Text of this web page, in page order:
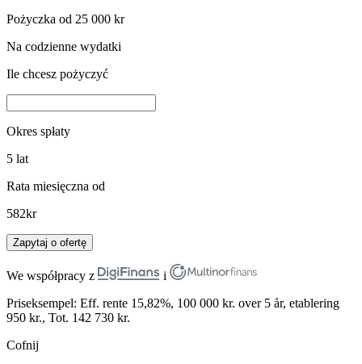
Pożyczka od 25 000 kr
Na codzienne wydatki
Ile chcesz pożyczyć
Okres spłaty
5 lat
Rata miesięczna od
582kr
Zapytaj o ofertę
We współpracy z
i
Priseksempel: Eff. rente 15,82%, 100 000 kr. over 5 år, etablering
950 kr., Tot. 142 730 kr.
Cofnij